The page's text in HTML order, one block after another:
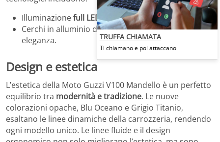
Illuminazionefull LEDper una visibilità ottimale.
Cerchi in alluminio da 17 pollici per un tocco di
eleganza.
Design e estetica
L’estetica della Moto Guzzi V100 Mandello è un perfetto
equilibrio tra modernità e tradizione. Le nuove
colorazioni opache, Blu Oceano e Grigio Titanio,
esaltano le linee dinamiche della carrozzeria, rendendo
ogni modello unico. Le linee fluide e il design
TRUFFA CHIAMATA
Ti chiamano e poi attaccano